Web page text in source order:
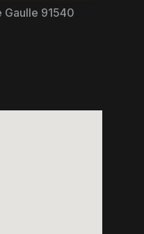
Gaulle 91540